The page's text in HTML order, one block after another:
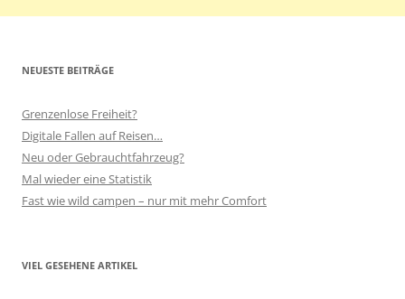
NEUESTE BEITRÄGE
Grenzenlose Freiheit?
Digitale Fallen auf Reisen…
Neu oder Gebrauchtfahrzeug?
Mal wieder eine Statistik
Fast wie wild campen – nur mit mehr Comfort
VIEL GESEHENE ARTIKEL